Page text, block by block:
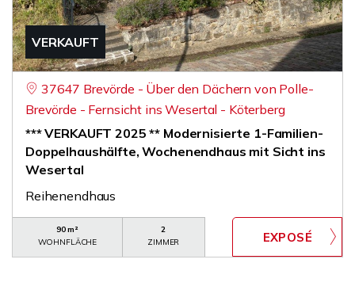
VERKAUFT
37647 Brevörde - Über den Dächern von Polle-
Brevörde - Fernsicht ins Wesertal - Köterberg
*** VERKAUFT 2025 ** Modernisierte 1-Familien-
Doppelhaushälfte, Wochenendhaus mit Sicht ins
Wesertal
Reihenendhaus
90 m²
WOHNFLÄCHE
2
ZIMMER